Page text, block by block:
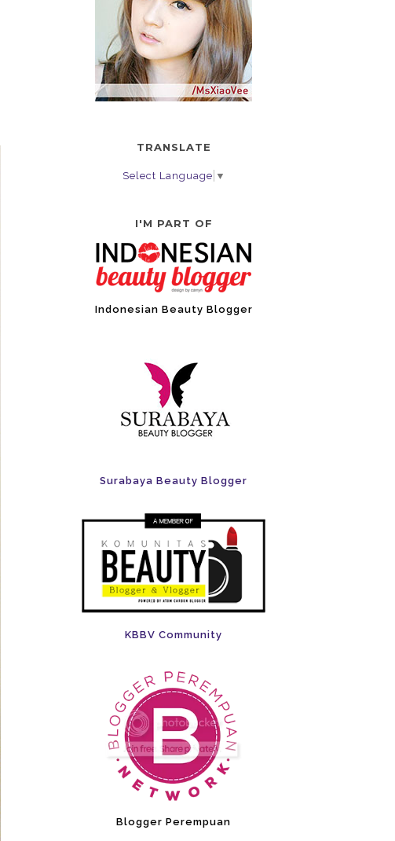
TRANSLATE
Select Language ▼
I'M PART OF
Indonesian Beauty Blogger
Surabaya Beauty Blogger
KBBV Community
Blogger Perempuan